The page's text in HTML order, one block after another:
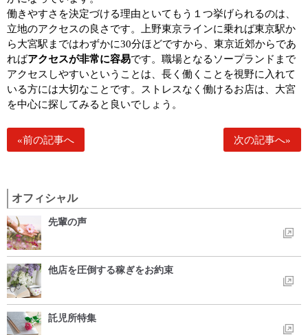
働きやすさを決定づける理由といてもう１つ挙げられるのは、
立地のアクセスの良さです。上野東京ラインに乗れば東京駅か
ら大宮駅まではわずかに30分ほどですから、東京近郊からであ
ればアクセスが非常に容易です。職場となるソープランドまで
アクセスしやすいということは、長く働くことを視野に入れて
いる方には大切なことです。ストレスなく働けるお店は、大宮
を中心に探してみると良いでしょう。
«前の記事へ 次の記事へ»
オフィシャル
先輩の声
他店を圧倒する稼ぎをお約束
託児所特集